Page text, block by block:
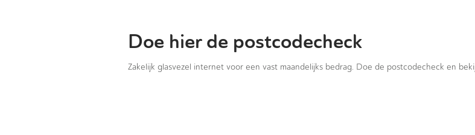
Doe hier de postcodecheck
Zakelijk glasvezel internet voor een vast maandelijks bedrag. Doe de postcodecheck en